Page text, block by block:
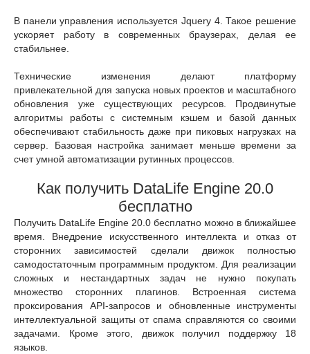
В панели управления используется Jquery 4. Такое решение
ускоряет работу в современных браузерах, делая ее
стабильнее.
Технические изменения делают платформу
привлекательной для запуска новых проектов и масштабного
обновления уже существующих ресурсов. Продвинутые
алгоритмы работы с системным кэшем и базой данных
обеспечивают стабильность даже при пиковых нагрузках на
сервер. Базовая настройка занимает меньше времени за
счет умной автоматизации рутинных процессов.
Как получить DataLife Engine 20.0
бесплатно
Получить DataLife Engine 20.0 бесплатно можно в ближайшее
время. Внедрение искусственного интеллекта и отказ от
сторонних зависимостей сделали движок полностью
самодостаточным программным продуктом. Для реализации
сложных и нестандартных задач не нужно покупать
множество сторонних плагинов. Встроенная система
проксирования API-запросов и обновленные инструменты
интеллектуальной защиты от спама справляются со своими
задачами. Кроме этого, движок получил поддержку 18
языков.